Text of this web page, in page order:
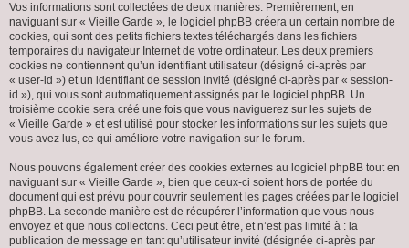
Vos informations sont collectées de deux manières. Premièrement, en
naviguant sur « Vieille Garde », le logiciel phpBB créera un certain nombre de
cookies, qui sont des petits fichiers textes téléchargés dans les fichiers
temporaires du navigateur Internet de votre ordinateur. Les deux premiers
cookies ne contiennent qu’un identifiant utilisateur (désigné ci-après par
« user-id ») et un identifiant de session invité (désigné ci-après par « session-
id »), qui vous sont automatiquement assignés par le logiciel phpBB. Un
troisième cookie sera créé une fois que vous naviguerez sur les sujets de
« Vieille Garde » et est utilisé pour stocker les informations sur les sujets que
vous avez lus, ce qui améliore votre navigation sur le forum.
Nous pouvons également créer des cookies externes au logiciel phpBB tout en
naviguant sur « Vieille Garde », bien que ceux-ci soient hors de portée du
document qui est prévu pour couvrir seulement les pages créées par le logiciel
phpBB. La seconde manière est de récupérer l’information que vous nous
envoyez et que nous collectons. Ceci peut être, et n’est pas limité à : la
publication de message en tant qu’utilisateur invité (désignée ci-après par